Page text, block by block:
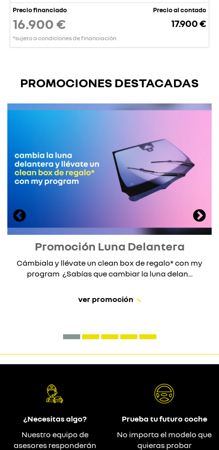
Precio financiado
16.900 €
*sujeto a condiciones de financiación
Precio al contado
17.900 €
PROMOCIONES DESTACADAS
Promoción Luna Delantera
Cámbiala y llévate un clean box de regalo* con my
program ¿Sabías que cambiar la luna delan...
ver promoción
¿Necesitas algo?
Nuestro equipo de
asesores responderán
Prueba tu futuro coche
No importa el modelo que
quieras probar